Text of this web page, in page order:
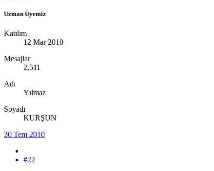
Uzman Üyemiz
Katılım
12 Mar 2010
Mesajlar
2,511
Adı
Yılmaz
Soyadı
KURŞUN
30 Tem 2010
#22